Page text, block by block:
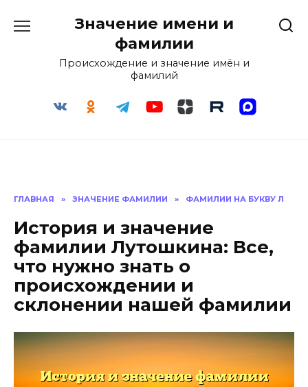
Значение имени и
фамилии
Происхождение и значение имён и
фамилий
ГЛАВНАЯ » ЗНАЧЕНИЕ ФАМИЛИИ » ФАМИЛИИ НА БУКВУ Л
История и значение
фамилии Лутошкина: Все,
что нужно знать о
происхождении и
склонении нашей фамилии